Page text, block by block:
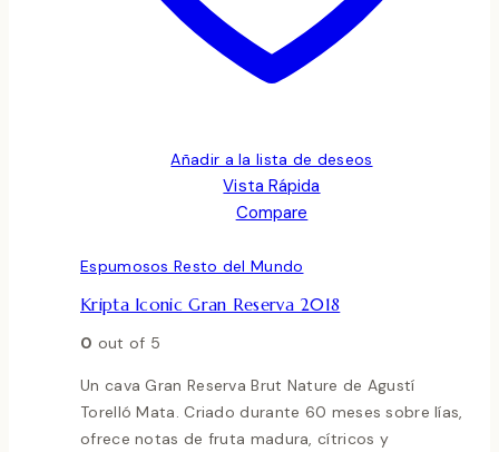
Añadir a la lista de deseos
Vista Rápida
Compare
Espumosos Resto del Mundo
Kripta Iconic Gran Reserva 2018
0 out of 5
Un cava Gran Reserva Brut Nature de Agustí
Torelló Mata. Criado durante 60 meses sobre lías,
ofrece notas de fruta madura, cítricos y